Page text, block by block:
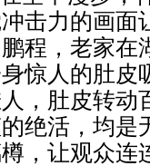
击力的画面
程，老家在
惊人的肚皮
人，肚皮转
绝活，均是
，让观众连